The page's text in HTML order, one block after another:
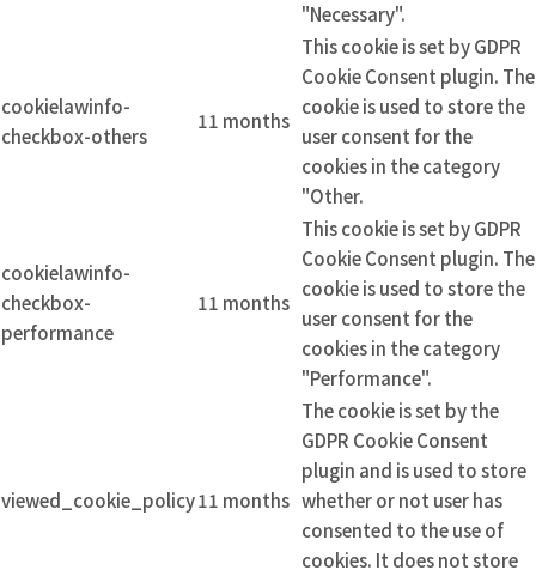
"Necessary".
cookielawinfo-
checkbox-others
11 months
This cookie is set by GDPR
Cookie Consent plugin. The
cookie is used to store the
user consent for the
cookies in the category
"Other.
cookielawinfo-
checkbox-
performance
11 months
This cookie is set by GDPR
Cookie Consent plugin. The
cookie is used to store the
user consent for the
cookies in the category
"Performance".
viewed_cookie_policy11 months
The cookie is set by the
GDPR Cookie Consent
plugin and is used to store
whether or not user has
consented to the use of
cookies. It does not store